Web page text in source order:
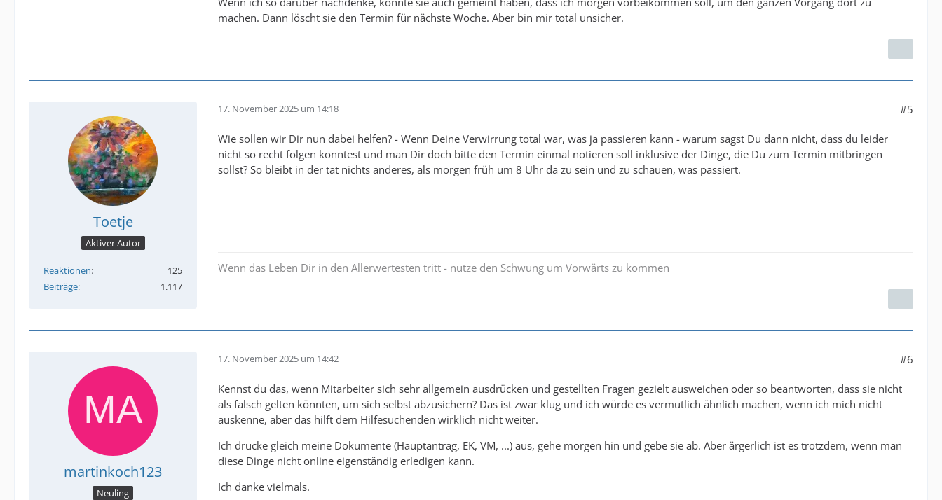
machen. Dann löscht sie den Termin für nächste Woche. Aber bin mir total unsicher.
Toetje
Aktiver Autor
Reaktionen
125
Beiträge
1.117
17. November 2025 um 14:18 #5
Wie sollen wir Dir nun dabei helfen? - Wenn Deine Verwirrung total war, was ja passieren kann - warum sagst Du dann nicht, dass du leider
nicht so recht folgen konntest und man Dir doch bitte den Termin einmal notieren soll inklusive der Dinge, die Du zum Termin mitbringen
sollst? So bleibt in der tat nichts anderes, als morgen früh um 8 Uhr da zu sein und zu schauen, was passiert.
Wenn das Leben Dir in den Allerwertesten tritt - nutze den Schwung um Vorwärts zu kommen
martinkoch123
Neuling
17. November 2025 um 14:42 #6
Kennst du das, wenn Mitarbeiter sich sehr allgemein ausdrücken und gestellten Fragen gezielt ausweichen oder so beantworten, dass sie nicht
als falsch gelten könnten, um sich selbst abzusichern? Das ist zwar klug und ich würde es vermutlich ähnlich machen, wenn ich mich nicht
auskenne, aber das hilft dem Hilfesuchenden wirklich nicht weiter.
Ich drucke gleich meine Dokumente (Hauptantrag, EK, VM, ...) aus, gehe morgen hin und gebe sie ab. Aber ärgerlich ist es trotzdem, wenn man
diese Dinge nicht online eigenständig erledigen kann.
Ich danke vielmals.